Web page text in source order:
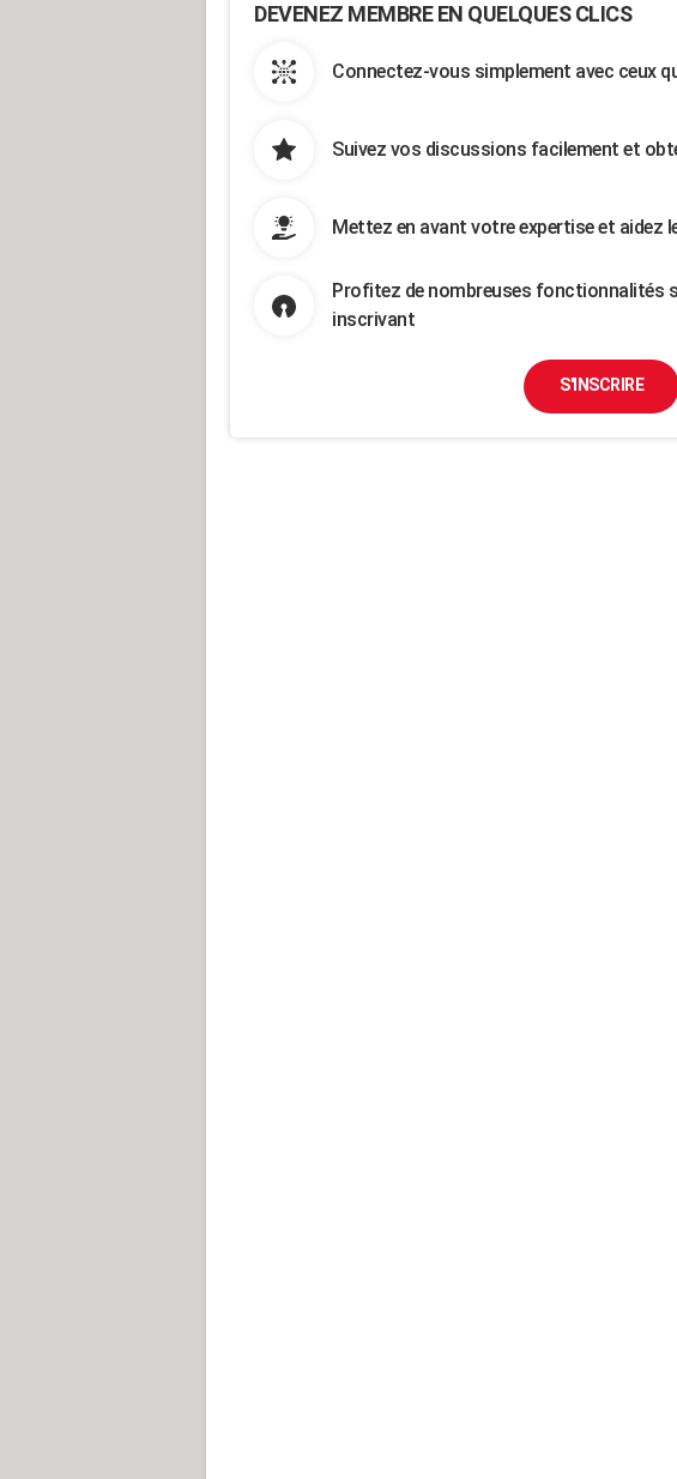
DEVENEZ MEMBRE EN QUELQUES CLICS
Connectez-vous simplement avec ceux
Suivez vos discussions facilement et
Mettez en avant votre expertise et aidez
Profitez de nombreuses fonctionnalités
inscrivant
S'INSCRIRE